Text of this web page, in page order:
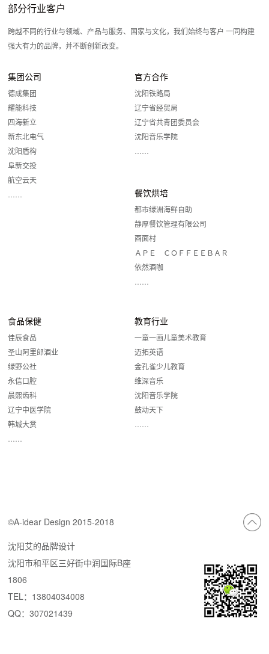
部分行业客户
跨越不同的行业与领域、产品与服务、国家与文化，我们始终与客户 一同构建
强大有力的品牌，并不断创新改变。
集团公司
德成集团
耀能科技
四海新立
新东北电气
沈阳盾构
阜新交投
航空云天
……
官方合作
沈阳铁路局
辽宁省经贸局
辽宁省共青团委员会
沈阳音乐学院
……
餐饮烘培
都市绿洲海鲜自助
静厚餐饮管理有限公司
酉面村
ＡＰＥ ＣＯＦＦＥＥＢＡＲ
依然酒咖
……
食品保健
佳辰食品
圣山阿里郎酒业
绿野公社
永信口腔
晨熙齿科
辽宁中医学院
韩城大赏
……
教育行业
一童一画儿童美术教育
迈拓英语
金孔雀少儿教育
维深音乐
沈阳音乐学院
鼓动天下
……
©A-idear Design 2015-2018
沈阳艾的品牌设计
沈阳市和平区三好街中润国际B座
1806
TEL：13804034008
QQ：307021439